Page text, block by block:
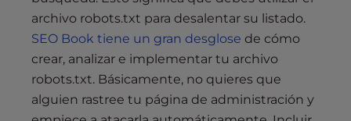
archivo robots.txt para desalentar su listado.
SEO Book tiene un gran desglose de cómo
crear, analizar e implementar tu archivo
robots.txt. Básicamente, no quieres que
alguien rastree tu página de administración y